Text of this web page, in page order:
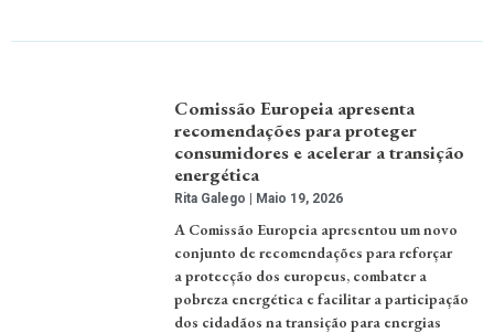
Comissão Europeia apresenta
recomendações para proteger
consumidores e acelerar a transição
energética
Rita Galego Maio 19, 2026
A Comissão Europeia apresentou um novo
conjunto de recomendações para reforçar
a protecção dos europeus, combater a
pobreza energética e facilitar a participação
dos cidadãos na transição para energias